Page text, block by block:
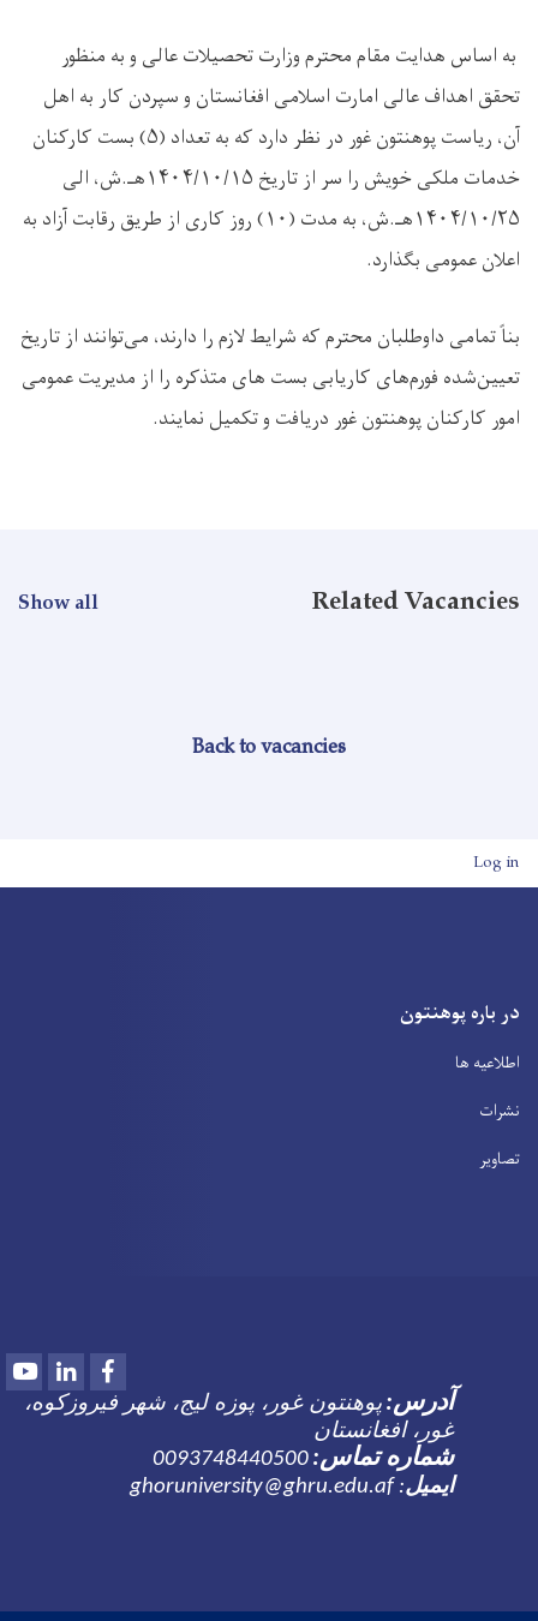
به اساس هدایت مقام محترم وزارت تحصیلات عالی و به منظور
تحقق اهداف عالی امارت اسلامی افغانستان و سپردن کار به اهل
آن، ریاست پوهنتون غور در نظر دارد که به تعداد (۵) بست کارکنان
خدمات ملکی خویش را سر از تاریخ ۱۴۰۴/۱۰/۱۵هـ.ش، الی
۱۴۰۴/۱۰/۲۵هـ.ش، به مدت (۱۰) روز کاری از طریق رقابت آزاد به
اعلان عمومی بگذارد.
بناً تمامی داوطلبان محترم که شرایط لازم را دارند، می‌توانند از تاریخ
تعیین‌شده فورم‌های کاریابی بست های متذکره را از مدیریت عمومی
امور کارکنان پوهنتون غور دریافت و تکمیل نمایند.
Related Vacancies
Show all
Back to vacancies
User account menu
Log in
در باره پوهنتون
اطلاعیه ها
نشرات
تصاویر
YoutubeLinkedIn
آدرس:پوهنتون غور، پوزه لیج، شهر فیروزکوه،
غور، افغانستان
شماره تماس: 0093748440500
ایمیل: